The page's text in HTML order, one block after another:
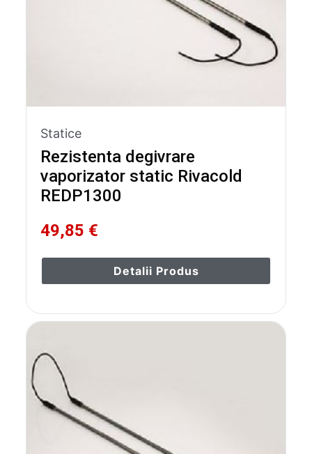
Statice
Rezistenta degivrare
vaporizator static Rivacold
REDP1300
49,85 €
Detalii Produs